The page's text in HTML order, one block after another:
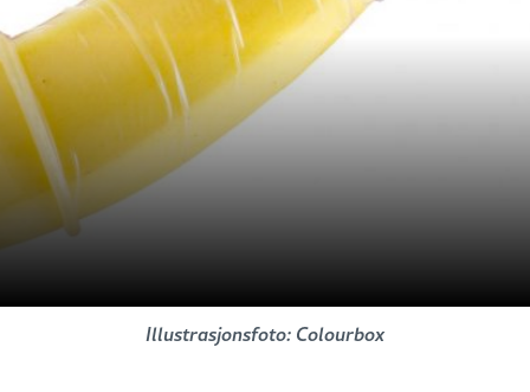
Illustrasjonsfoto: Colourbox